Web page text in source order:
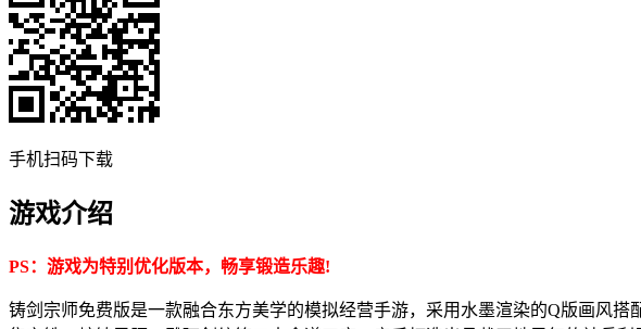
手机扫码下载
游戏介绍
PS：游戏为特别优化版本，畅享锻造乐趣!
铸剑宗师免费版是一款融合东方美学的模拟经营手游，采用水墨渲染的Q版画风